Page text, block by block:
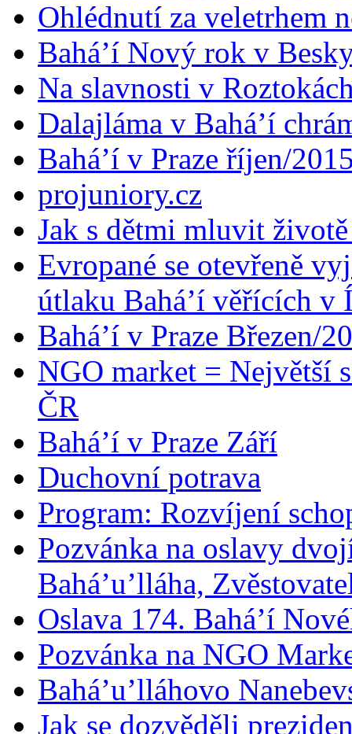
Ohlédnutí za veletrhem
Bahá’í Nový rok v
Na slavnosti v
Dalajláma v Bahá’í
Bahá’í v Praze říjen/
projuniory.cz
Jak s dětmi mluvit
Evropané se otevřeně
útlaku Bahá’í věřících v
Bahá’í v Praze Březen/
NGO market = Největší
ČR
Bahá’í v Praze Září
Duchovní potrava
Program: Rozvíjení
Pozvánka na oslavy
Bahá’u’lláha,
Oslava 174. Bahá’í
Pozvánka na NGO
Bahá’u’lláhovo
Jak se dozvěděli